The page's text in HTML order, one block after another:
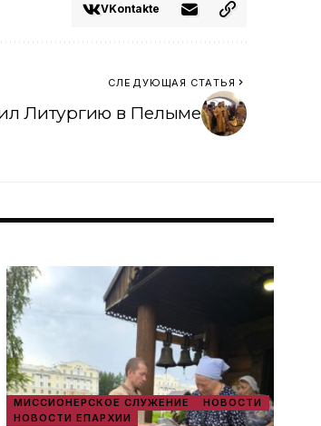
VKontakte
СЛЕДУЮЩАЯ СТАТЬЯ
Литургию в Пелыме
МИССИОНЕРСКОЕ СЛУЖЕНИЕ
НОВОСТИ
НОВОСТИ ЕПАРХИИ